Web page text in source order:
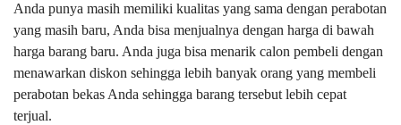
Anda punya masih memiliki kualitas yang sama dengan perabotan
yang masih baru, Anda bisa menjualnya dengan harga di bawah
harga barang baru. Anda juga bisa menarik calon pembeli dengan
menawarkan diskon sehingga lebih banyak orang yang membeli
perabotan bekas Anda sehingga barang tersebut lebih cepat
terjual.